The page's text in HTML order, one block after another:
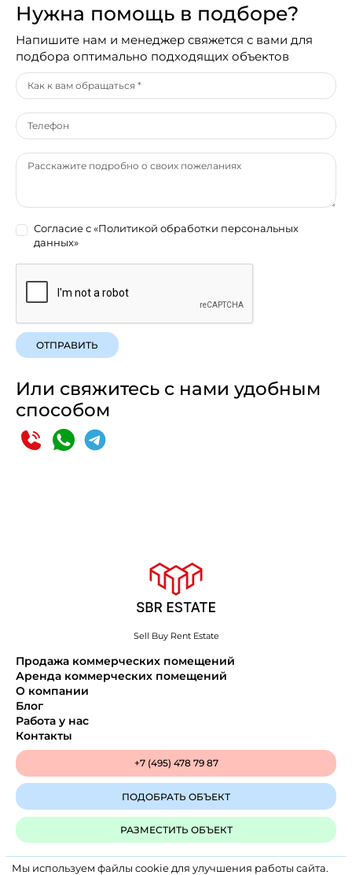
Нужна помощь в подборе?
Напишите нам и менеджер свяжется с вами для
подбора оптимально подходящих объектов
Согласие с«Политикой обработки персональных
данных»
ОТПРАВИТЬ
Или свяжитесь с нами удобным
способом
Sell Buy Rent Estate
Продажа коммерческих помещений
Аренда коммерческих помещений
О компании
Блог
Работа у нас
Контакты
+7 (495) 478 79 87
ПОДОБРАТЬ ОБЪЕКТ
РАЗМЕСТИТЬ ОБЪЕКТ
Мы используем файлы cookie для улучшения работы сайта.